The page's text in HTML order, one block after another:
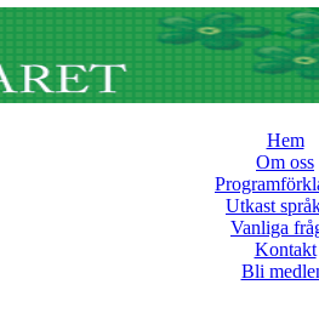
Hem
Om oss
Utkast
Vanliga
Kontakt
Bli